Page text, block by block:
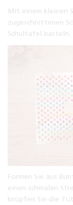
Mit einem kleinen
zugeschnittenen
Schultafel basteln.
Formen Sie aus
einen schmalen
knüpfen Sie die